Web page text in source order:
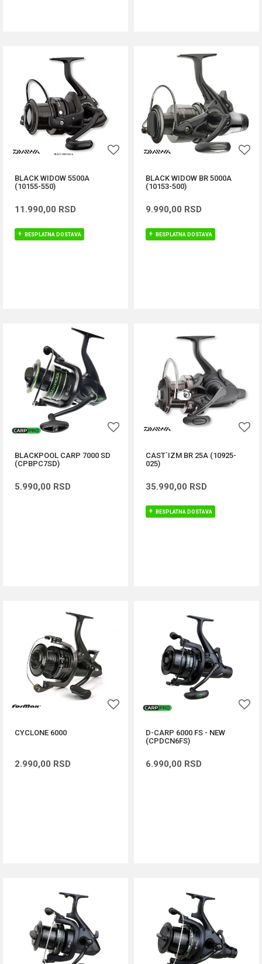
BLACK WIDOW 5500A
(10155-550)
11.990,00 RSD
BESPLATNA DOSTAVA
BLACK WIDOW BR 5000A
(10153-500)
9.990,00 RSD
BESPLATNA DOSTAVA
BLACKPOOL CARP 7000 SD
(CPBPC7SD)
5.990,00 RSD
CAST`IZM BR 25A (10925-
025)
35.990,00 RSD
BESPLATNA DOSTAVA
CYCLONE 6000
2.990,00 RSD
D-CARP 6000 FS - NEW
(CPDCN6FS)
6.990,00 RSD